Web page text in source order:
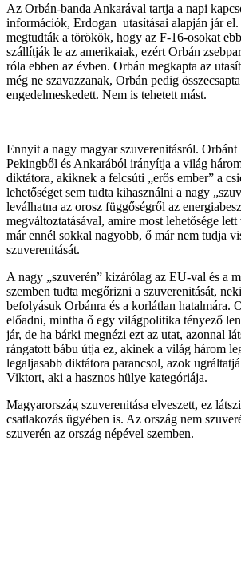
Az Orbán-banda Ankarával tartja a napi
információk, Erdogan utasításai alapján jár
megtudták a törökök, hogy az F-16-osokat
szállítják le az amerikaiak, ezért Orbán
róla ebben az évben. Orbán megkapta az
még ne szavazzanak, Orbán pedig
engedelmeskedett. Nem is tehetett mást.
Ennyit a nagy magyar szuverenitásról.
Pekingből és Ankarából irányítja a világ
diktátora, akiknek a felcsúti „erős ember” a
lehetőséget sem tudta kihasználni a nagy
leválhatna az orosz függőségről az
megváltoztatásával, amire most lehetősége
már ennél sokkal nagyobb, ő már nem tudja
szuverenitását.
A nagy „szuverén” kizárólag az EU-val és a
szemben tudta megőrizni a szuverenitását,
befolyásuk Orbánra és a korlátlan hatalmára.
előadni, mintha ő egy világpolitika tényező
jár, de ha bárki megnézi ezt az utat, azonnal
rángatott bábu útja ez, akinek a világ három
legaljasabb diktátora parancsol, azok
Viktort, aki a hasznos hülye kategóriája.
Magyarország szuverenitása elveszett, ez
csatlakozás ügyében is. Az ország nem
szuverén az ország népével szemben.